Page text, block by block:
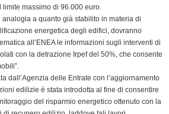
d
l
y
massimo di 96.000 euro.
a quanto già stabilito in materia di
energetica degli edifici, dovranno
all’ENEA le informazioni sugli interventi di
con la detrazione Irpef del 50%, che consente
dall’Agenzia delle Entrate con l’aggiornamento
edilizie è stata introdotta al fine di consentire
del risparmio energetico ottenuto con la